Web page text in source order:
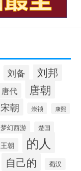
刘备 刘邦
唐代 唐朝
宋朝 崇祯 康熙
梦幻西游 楚国
王朝 的人
自己的 蜀汉